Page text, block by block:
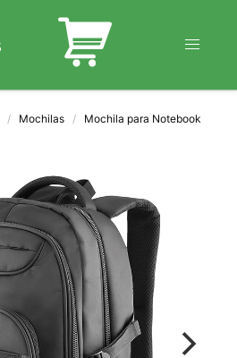
Mochilas
Mochila para Notebook